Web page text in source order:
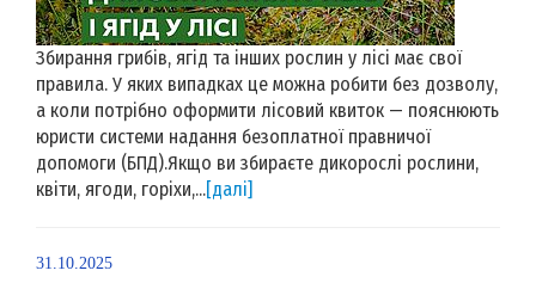
Збирання грибів, ягід та інших рослин у лісі має свої
правила. У яких випадках це можна робити без дозволу,
а коли потрібно оформити лісовий квиток — пояснюють
юристи системи надання безоплатної правничої
допомоги (БПД).Якщо ви збираєте дикорослі рослини,
квіти, ягоди, горіхи,...[далі]
31.10.2025